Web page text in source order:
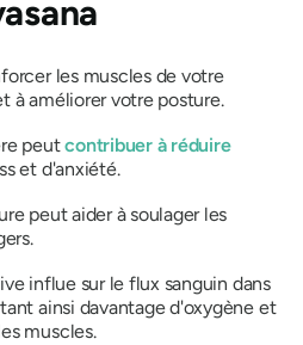
les muscles de votre
à améliorer votre posture.
peutcontribuer à réduire
et d'anxiété.
peut aider à soulager les
influe sur le flux sanguin dans
ainsi davantage d'oxygène et
muscles.